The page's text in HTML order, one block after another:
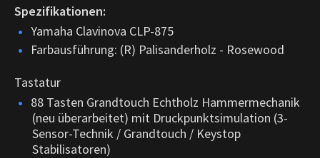
Spezifikationen:
Yamaha Clavinova CLP-875
Farbausführung: (R) Palisanderholz - Rosewood
Tastatur
88 Tasten Grandtouch Echtholz Hammermechanik
(neu überarbeitet) mit Druckpunktsimulation (3-
Sensor-Technik / Grandtouch / Keystop
Stabilisatoren)